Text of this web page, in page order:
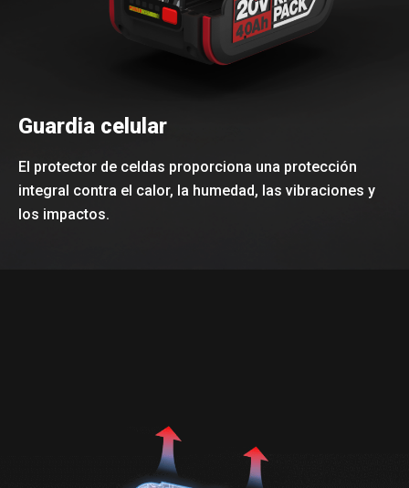
Guardia celular
El protector de celdas proporciona una protección
integral contra el calor, la humedad, las vibraciones y
los impactos.